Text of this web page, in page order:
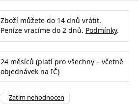
Zboží můžete do 14 dnů vrátit.
Peníze vracíme do 2 dnů. Podmínky.
24 měsíců (platí pro všechny – včetně
objednávek na IČ)
Zatím nehodnocen